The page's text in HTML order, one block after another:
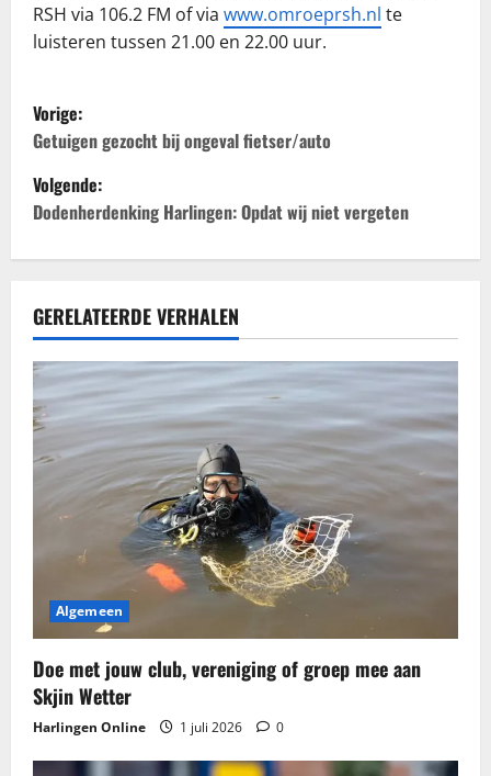
RSH via 106.2 FM of via www.omroeprsh.nl te
luisteren tussen 21.00 en 22.00 uur.
B
e
r
h
t
n
a
i
a
t
i
Vorige:
Getuigen gezocht bij ongeval fietser/auto
Volgende:
Dodenherdenking Harlingen: Opdat wij niet vergeten
GERELATEERDE VERHALEN
Algemeen
Doe met jouw club, vereniging of groep mee aan
Skjin Wetter
Harlingen Online 1 juli 2026 0